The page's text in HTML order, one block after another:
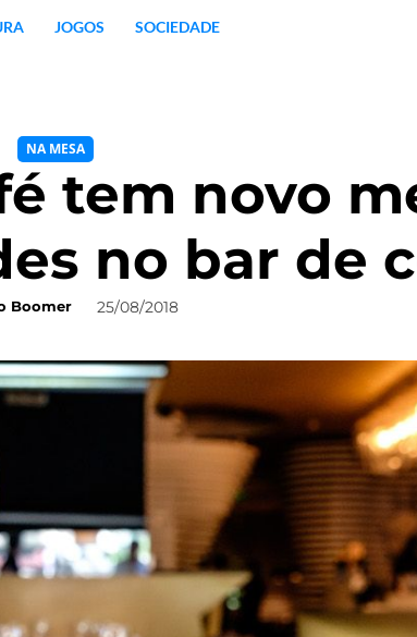
JOGOS SOCIEDADE
NA MESA
tem novo
no bar de
Boomer 25/08/2018